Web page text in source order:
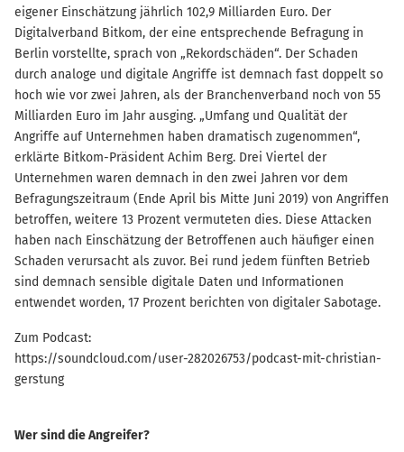
eigener Einschätzung jährlich 102,9 Milliarden Euro. Der
Digitalverband Bitkom, der eine entsprechende Befragung in
Berlin vorstellte, sprach von „Rekordschäden“. Der Schaden
durch analoge und digitale Angriffe ist demnach fast doppelt so
hoch wie vor zwei Jahren, als der Branchenverband noch von 55
Milliarden Euro im Jahr ausging. „Umfang und Qualität der
Angriffe auf Unternehmen haben dramatisch zugenommen“,
erklärte Bitkom-Präsident Achim Berg. Drei Viertel der
Unternehmen waren demnach in den zwei Jahren vor dem
Befragungszeitraum (Ende April bis Mitte Juni 2019) von Angriffen
betroffen, weitere 13 Prozent vermuteten dies. Diese Attacken
haben nach Einschätzung der Betroffenen auch häufiger einen
Schaden verursacht als zuvor. Bei rund jedem fünften Betrieb
sind demnach sensible digitale Daten und Informationen
entwendet worden, 17 Prozent berichten von digitaler Sabotage.
Zum Podcast:
https://soundcloud.com/user-282026753/podcast-mit-christian-
gerstung
Wer sind die Angreifer?